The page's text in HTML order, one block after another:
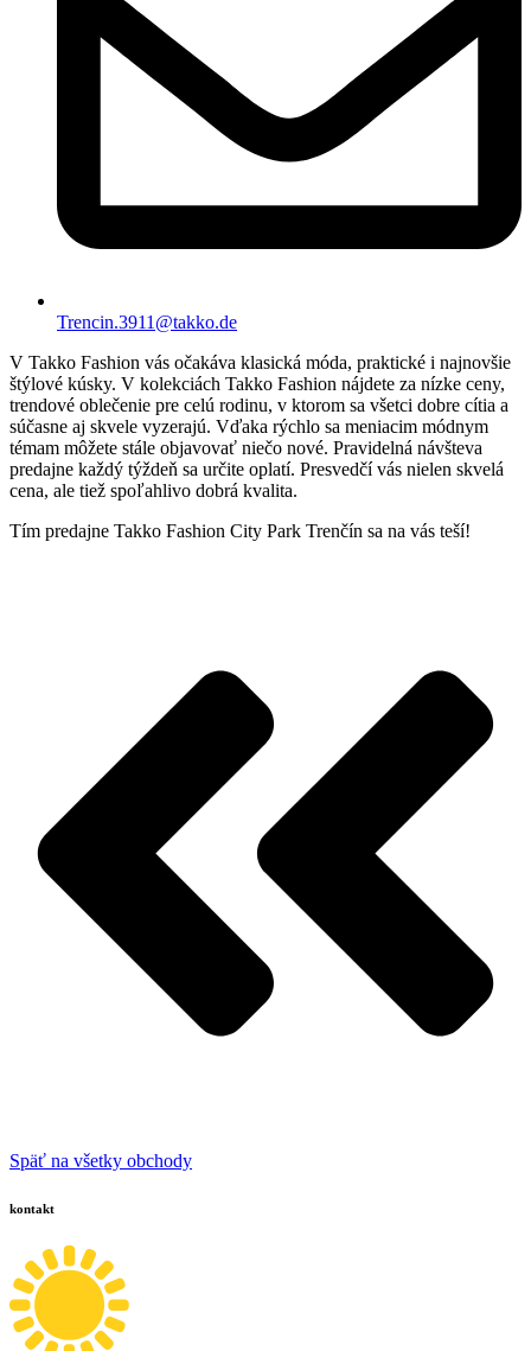
Trencin.3911@takko.de
V Takko Fashion vás očakáva klasická móda, praktické i najnovšie
štýlové kúsky. V kolekciách Takko Fashion nájdete za nízke ceny,
trendové oblečenie pre celú rodinu, v ktorom sa všetci dobre cítia a
súčasne aj skvele vyzerajú. Vďaka rýchlo sa meniacim módnym
témam môžete stále objavovať niečo nové. Pravidelná návšteva
predajne každý týždeň sa určite oplatí. Presvedčí vás nielen skvelá
cena, ale tiež spoľahlivo dobrá kvalita.
Tím predajne Takko Fashion City Park Trenčín sa na vás teší!
Späť na všetky obchody
kontakt